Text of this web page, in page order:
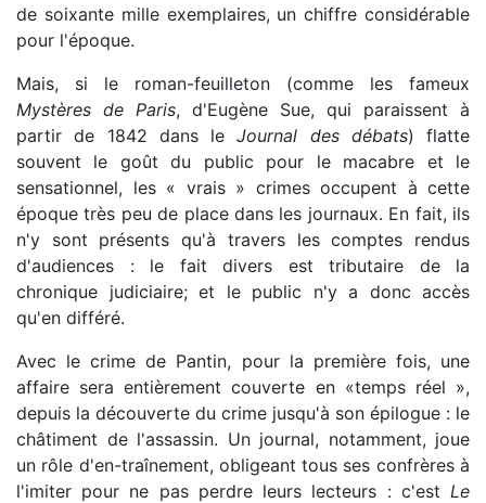
de soixante mille exemplaires, un chiffre considérable
pour l'époque.
Mais, si le roman-feuilleton (comme les fameux
Mystères de Paris, d'Eugène Sue, qui paraissent à
partir de 1842 dans leJournal des débats) flatte
souvent le goût du public pour le macabre et le
sensationnel, les « vrais » crimes occupent à cette
époque très peu de place dans les journaux. En fait, ils
n'y sont présents qu'à travers les comptes rendus
d'audiences : le fait divers est tributaire de la
chronique judiciaire; et le public n'y a donc accès
qu'en différé.
Avec le crime de Pantin, pour la première fois, une
affaire sera entièrement couverte en «temps réel »,
depuis la découverte du crime jusqu'à son épilogue : le
châtiment de l'assassin. Un journal, notamment, joue
un rôle d'en-traînement, obligeant tous ses confrères à
l'imiter pour ne pas perdre leurs lecteurs : c'est Le